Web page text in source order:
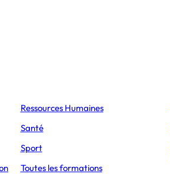
L’Express Éducation
Masters
Ressources Humaines
Santé
Sport
Toutes les formations
QUELS MÉTIERS FAIRE POUR GAGNER PLUS DE 3000€ PAR MOIS NET EN 2026 ?